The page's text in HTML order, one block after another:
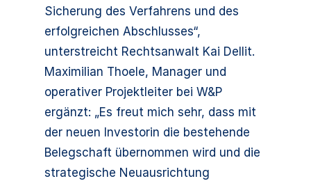
Sicherung des Verfahrens und des
erfolgreichen Abschlusses“,
unterstreicht Rechtsanwalt Kai Dellit.
Maximilian Thoele, Manager und
operativer Projektleiter bei W&P
ergänzt: „Es freut mich sehr, dass mit
der neuen Investorin die bestehende
Belegschaft übernommen wird und die
strategische Neuausrichtung